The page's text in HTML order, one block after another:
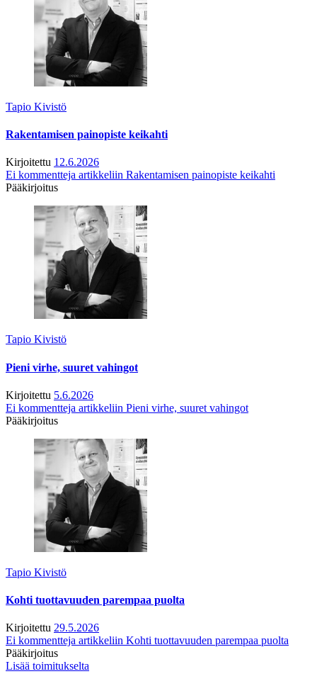
Tapio Kivistö
Rakentamisen painopiste keikahti
Kirjoitettu 12.6.2026
Ei kommentteja artikkeliin Rakentamisen painopiste keikahti
Pääkirjoitus
Tapio Kivistö
Pieni virhe, suuret vahingot
Kirjoitettu 5.6.2026
Ei kommentteja artikkeliin Pieni virhe, suuret vahingot
Pääkirjoitus
Tapio Kivistö
Kohti tuottavuuden parempaa puolta
Kirjoitettu 29.5.2026
Ei kommentteja artikkeliin Kohti tuottavuuden parempaa puolta
Pääkirjoitus
Lisää toimitukselta